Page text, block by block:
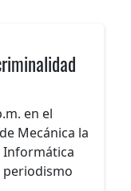
en el
Mecánica la
Informática
periodismo